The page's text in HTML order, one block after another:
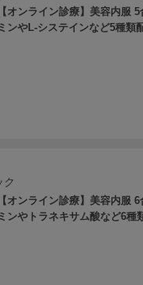
【オンライン診療】美容内服
ミンやL-システインなど5種類
ク
【オンライン診療】美容内服
ミンやトラネキサム酸など6種